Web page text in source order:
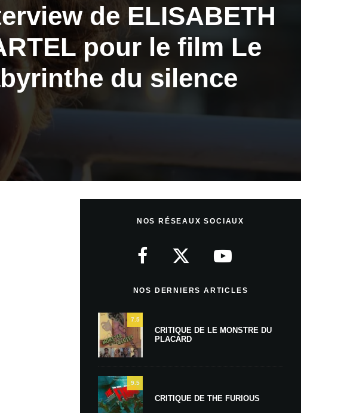
de ELISABETH
pour le film Le
du silence
NOS RÉSEAUX SOCIAUX
NOS DERNIERS ARTICLES
7.5
CRITIQUE DE LE MONSTRE DU
PLACARD
9.5
CRITIQUE DE THE FURIOUS